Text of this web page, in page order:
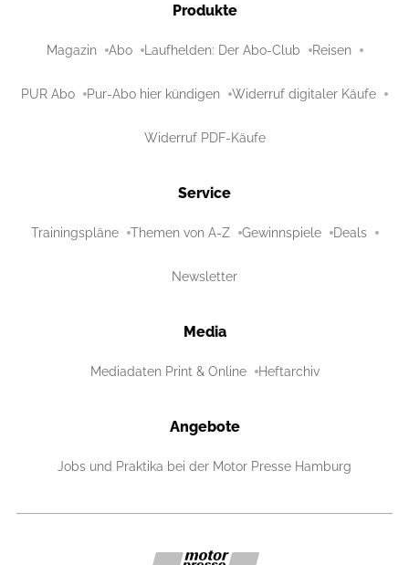
Produkte
Magazin Abo Laufhelden: Der Abo-Club Reisen
PUR Abo Pur-Abo hier kündigen Widerruf digitaler Käufe
Widerruf PDF-Käufe
Service
Trainingspläne Themen von A-Z Gewinnspiele Deals
Newsletter
Media
Mediadaten Print & Online Heftarchiv
Angebote
Jobs und Praktika bei der Motor Presse Hamburg